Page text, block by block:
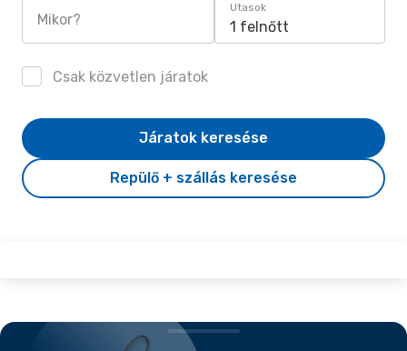
Mikor?
Utasok
1 felnőtt
Csak közvetlen járatok
Repülő + szállás keresése
Járatok keresése